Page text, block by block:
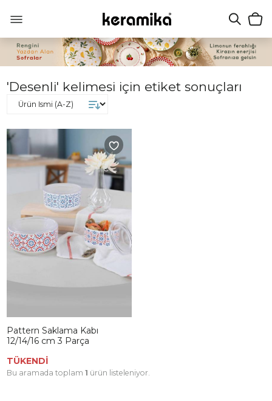
'Desenli' kelimesi için etiket sonuçları
Pattern Saklama Kabı
12/14/16 cm 3 Parça
TÜKENDİ
Bu aramada toplam 1 ürün listeleniyor.